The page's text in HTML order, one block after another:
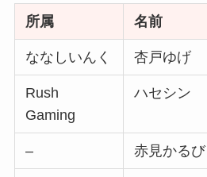
所属 名前
ななしいんく 杏戸ゆげ
Rush
Gaming
ハセシン
– 赤見かるび